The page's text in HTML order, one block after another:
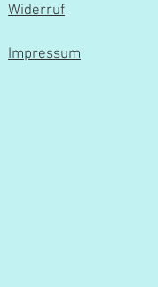
Widerruf
Impressum